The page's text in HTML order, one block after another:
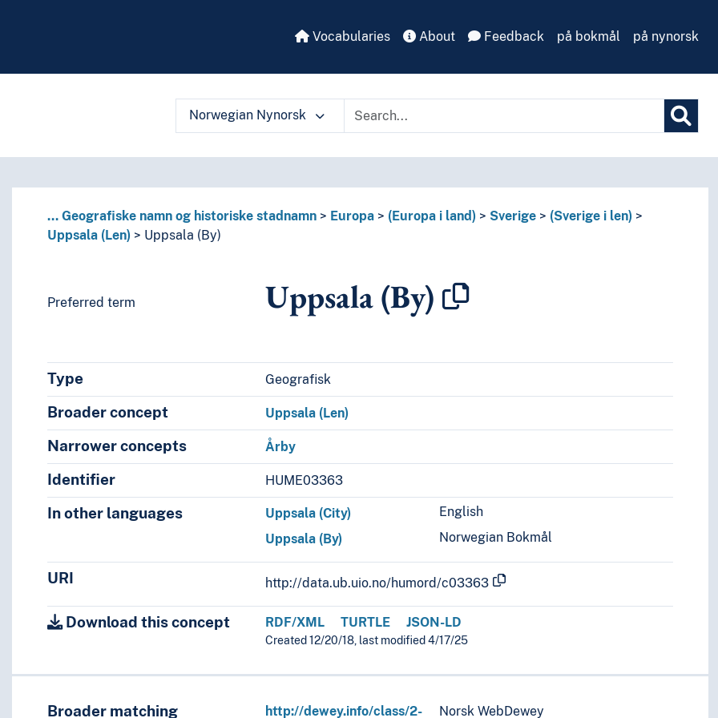
Vocabularies About Feedback på bokmål på nynorsk
Norwegian Nynorsk
contents by a criterion
... Geografiske namn og historiske stadnamn Europa (Europa i land) Sverige
(Sverige i len)
Uppsala (Len)
Uppsala (By)
Preferred term Uppsala (By)
Type Geografisk
Broader concept Uppsala (Len)
Narrower concepts Årby
Identifier HUME03363
In other languages English
Uppsala (City)
Norwegian Bokmål
Uppsala (By)
URI http://data.ub.uio.no/humord/c03363
Download this concept RDF/XML TURTLE JSON-LD
Created 12/20/18, last modified 4/17/25
Broader matching http://dewey.info/class/2- Norsk WebDewey